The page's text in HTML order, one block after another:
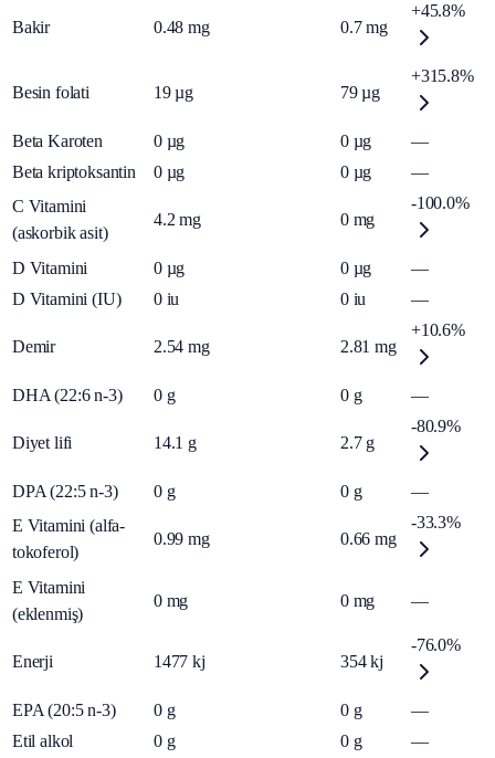
Bakir 0.48 mg 0.7 mg
+45.8%
Besin folati 19 µg 79 µg
+315.8%
Beta Karoten 0 µg 0 µg
—
Beta kriptoksantin
0 µg 0 µg
—
C Vitamini
(askorbik asit)
4.2 mg 0 mg
-100.0%
D Vitamini 0 µg 0 µg
—
D Vitamini (IU)
0 iu 0 iu —
Demir 2.54 mg 2.81 mg
+10.6%
DHA (22:6 n-3) 0 g 0 g —
Diyet lifi 14.1 g 2.7 g
-80.9%
DPA (22:5 n-3) 0 g 0 g
—
E Vitamini (alfa-
tokoferol)
0.99 mg 0.66 mg
-33.3%
E Vitamini
(eklenmiş)
0 mg 0 mg —
Enerji 1477 kj 354 kj
-76.0%
EPA (20:5 n-3) 0 g 0 g
—
Etil alkol
0 g 0 g —